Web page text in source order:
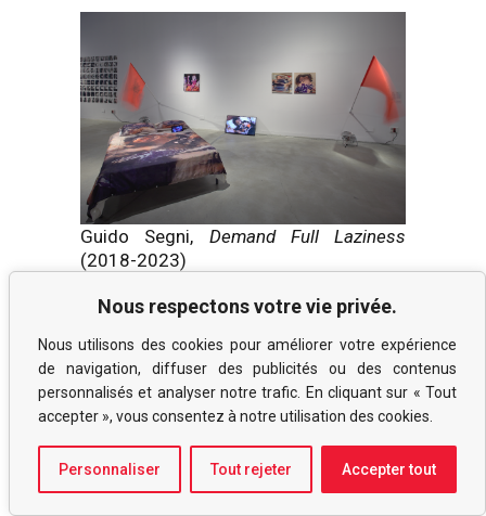
Nous respectons votre vie privée.
Nous utilisons des cookies pour améliorer votre expérience
de navigation, diffuser des publicités ou des contenus
personnalisés et analyser notre trafic. En cliquant sur « Tout
accepter », vous consentez à notre utilisation des cookies.
Personnaliser Tout rejeter Accepter tout
Guido Segni, Demand Full Laziness
(2018-2023)
se résument pas aux GANs, mais
ont eu sur la production artistique au
cours des dernières années mérite
notre attention, en particulier en ce qui
concerne la façon dont l’IA a été
exclusivement associée, dans les arts
visuels, avec des images générées par
des GANs. Ce GANisme (tel que